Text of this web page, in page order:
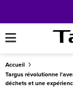
Accueil
Targus révolutionne
déchets et une